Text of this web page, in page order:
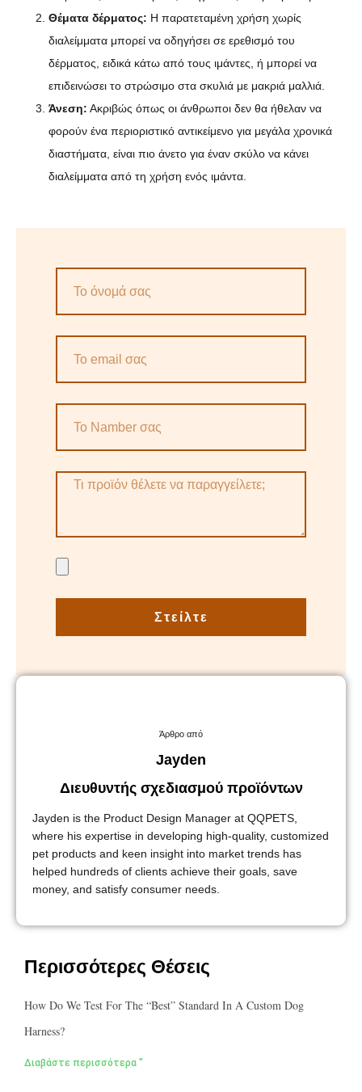
Θέματα δέρματος: Η παρατεταμένη χρήση χωρίς
διαλείμματα μπορεί να οδηγήσει σε ερεθισμό του
δέρματος, ειδικά κάτω από τους ιμάντες, ή μπορεί να
επιδεινώσει το στρώσιμο στα σκυλιά με μακριά μαλλιά.
Άνεση: Ακριβώς όπως οι άνθρωποι δεν θα ήθελαν να
φορούν ένα περιοριστικό αντικείμενο για μεγάλα χρονικά
διαστήματα, είναι πιο άνετο για έναν σκύλο να κάνει
διαλείμματα από τη χρήση ενός ιμάντα.
Στείλτε
Άρθρο από
Jayden
Διευθυντής σχεδιασμού προϊόντων
Jayden is the Product Design Manager at QQPETS,
where his expertise in developing high-quality, customized
pet products and keen insight into market trends has
helped hundreds of clients achieve their goals, save
money, and satisfy consumer needs.
Περισσότερες Θέσεις
How Do We Test For The “best” Standard In A Custom Dog
Harness?
Διαβάστε περισσότερα "